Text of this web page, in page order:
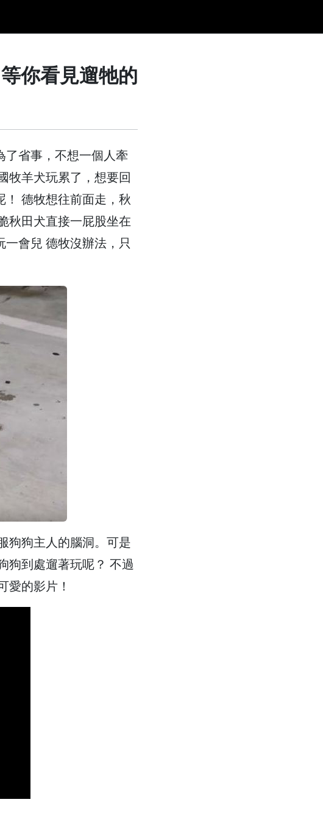
你看見遛牠的
省事，不想一個人牽
牧羊犬玩累了，想要回
德牧想往前面走，秋
秋田犬直接一屁股坐在
會兒 德牧沒辦法，只
狗狗主人的腦洞。可是
狗到處遛著玩呢？ 不過
愛的影片！